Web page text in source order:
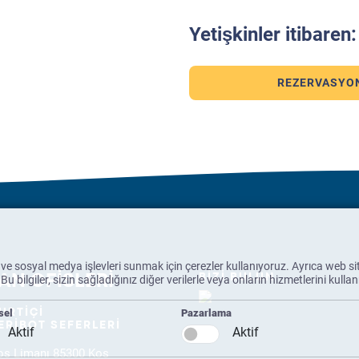
Yetişkinler
OFİSLERİ
SEFERLERİ
Limanı 85300 Kos
BİZİ BULUN
sosyal medya işlevleri sunmak için çerezler kullanıyoruz. Ayrıca web
bilgiler, sizin sağladığınız diğer verilerle veya onların hizmetlerini
Aktif
Pazarlama
Aktif